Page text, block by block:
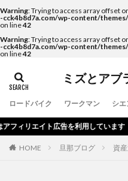
Warning: Trying to access array offset
-cck4b8d7a.com/wp-content/
on line42
Warning: Trying to access array offset
-cck4b8d7a.com/wp-content/
on line42
ミズとア
ロードバイク ワークマン シエ
リエイト広告を利用しています
HOME 旦那ブログ 資